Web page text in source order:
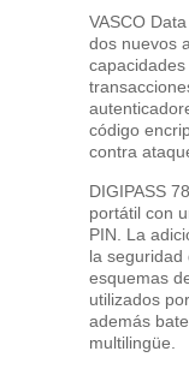
VASCO
dos nuevos
código
contra
DIGIPASS
portátil con
PIN. La
la seguridad
esquemas
utilizados
además
multilingüe.